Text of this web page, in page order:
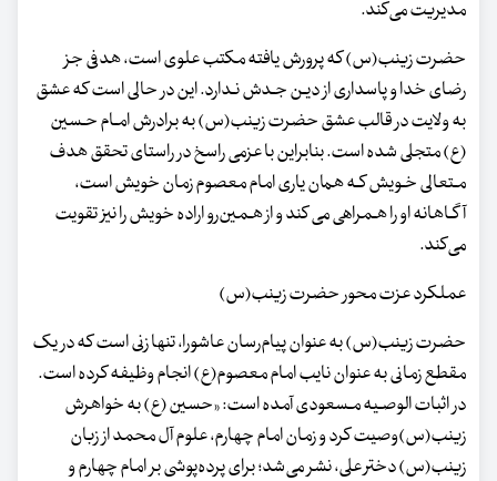
مدیریت‌ می‌کند.
حضرت زینب(س) که پرورش یافته مکتب‌ علوی است، هدفی جز
رضای‌ خدا و پاسداری از دیـن جـدش‌ نـدارد. این در حالی است که‌ عشق‌
به ولایت در قالب‌ عشق حضرت زینب(س) به برادرش امـام حـسین
(ع) متجلی‌ شده است. بنابراین با عزمی‌ راسخ‌ در راستای تحقق هدف‌
مـتعالی‌ خـویش کـه همان یاری‌ امام‌ معصوم‌ زمان خویش است،
آگـاهانه او را هـمراهی می کند و از هـمین‌رو اراده خویش را نیز تقویت
می‌کند.
عملکرد عزت محور حضرت زینب(س)
حضرت زینب(س) به عنوان پیام‌رسان عاشورا، تنها زنی است که در یک
مقطع زمانی به‌ عنوان‌ نایب امام معصوم(ع) انجام وظیفه کرده است.
در اثبات الوصـیه مـسعودی آمده‌ است:«حسین (ع) به خواهرش
زینب(س)وصیت کرد و زمان امام چهارم، علوم آل محمد از زبان
زینب(س) دختر علی‌، نشر می‌شد؛ برای پرده‌پوشی بر امام چهارم و